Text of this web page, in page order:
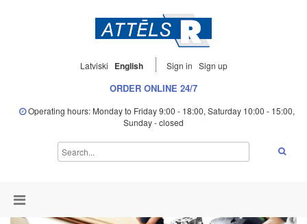
Latviski English Sign in Sign up
ORDER ONLINE 24/7
Operating hours: Monday to Friday 9:00 - 18:00, Saturday 10:00 - 15:00,
Sunday - closed